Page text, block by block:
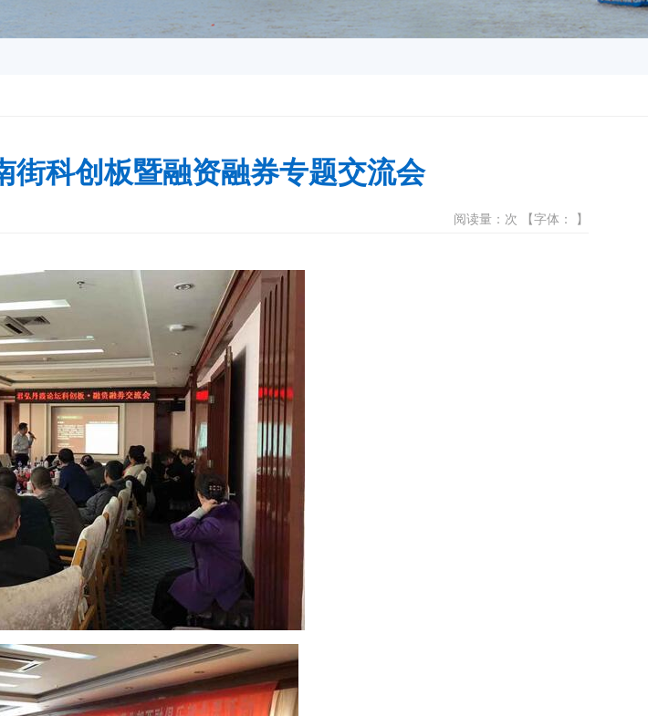
街科创板暨融资融券专题交流会
阅读量：次 【字体： 】